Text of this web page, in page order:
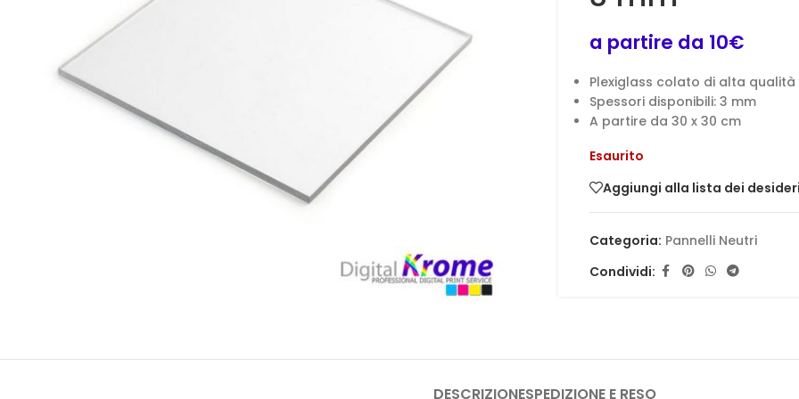
a partire da 10€
Plexiglass colato di alta qualità
Spessori disponibili: 3 mm
A partire da 30 x 30 cm
Esaurito
Aggiungi alla lista dei
Categoria: Pannelli Neutri
Condividi:
DESCRIZIONESPEDIZIONE E RESO